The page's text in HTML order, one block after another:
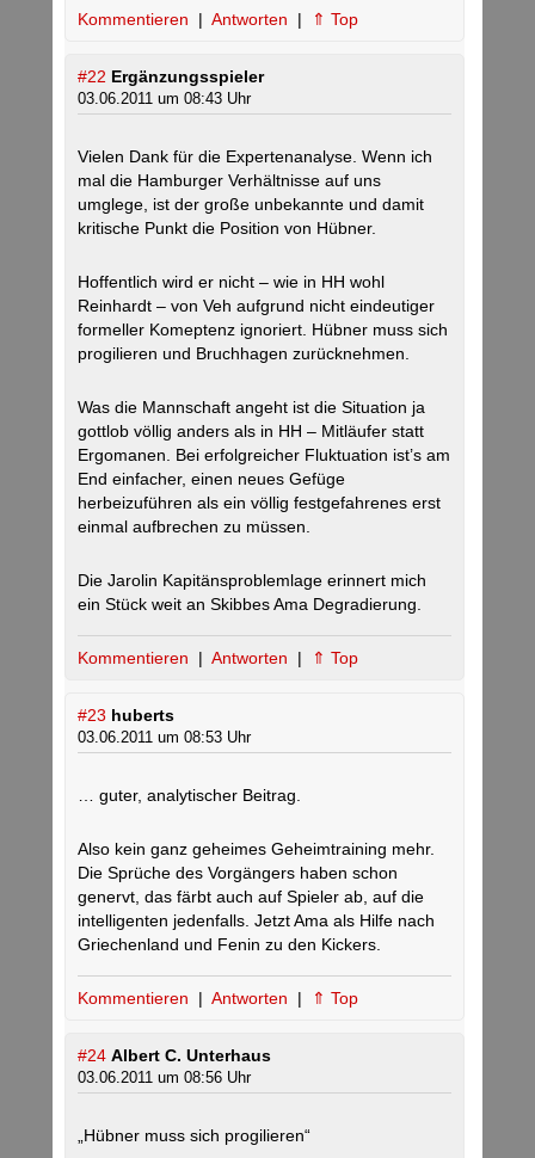
Kommentieren | Antworten | ⇑ Top
#22 Ergänzungsspieler
03.06.2011 um 08:43 Uhr
Vielen Dank für die Expertenanalyse. Wenn ich
mal die Hamburger Verhältnisse auf uns
umglege, ist der große unbekannte und damit
kritische Punkt die Position von Hübner.
Hoffentlich wird er nicht – wie in HH wohl
Reinhardt – von Veh aufgrund nicht eindeutiger
formeller Komeptenz ignoriert. Hübner muss sich
progilieren und Bruchhagen zurücknehmen.
Was die Mannschaft angeht ist die Situation ja
gottlob völlig anders als in HH – Mitläufer statt
Ergomanen. Bei erfolgreicher Fluktuation ist’s am
End einfacher, einen neues Gefüge
herbeizuführen als ein völlig festgefahrenes erst
einmal aufbrechen zu müssen.
Die Jarolin Kapitänsproblemlage erinnert mich
ein Stück weit an Skibbes Ama Degradierung.
Kommentieren | Antworten | ⇑ Top
#23 huberts
03.06.2011 um 08:53 Uhr
… guter, analytischer Beitrag.
Also kein ganz geheimes Geheimtraining mehr.
Die Sprüche des Vorgängers haben schon
genervt, das färbt auch auf Spieler ab, auf die
intelligenten jedenfalls. Jetzt Ama als Hilfe nach
Griechenland und Fenin zu den Kickers.
Kommentieren | Antworten | ⇑ Top
#24 Albert C. Unterhaus
03.06.2011 um 08:56 Uhr
„Hübner muss sich progilieren“